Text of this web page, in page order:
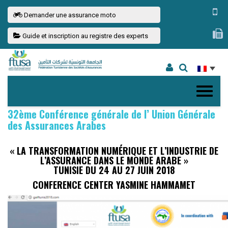
Demander une assurance moto
Guide et inscription au registre des experts
32ème Conférence générale de l’ Union Générale
des Assurances Arabes
« LA TRANSFORMATION NUMÉRIQUE ET L’INDUSTRIE DE
L’ASSURANCE DANS LE MONDE ARABE »
TUNISIE DU 24 AU 27 JUIN 2018
CONFERENCE CENTER YASMINE HAMMAMET